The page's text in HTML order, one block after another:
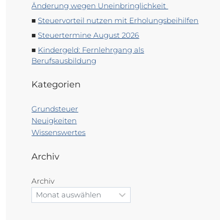
Änderung wegen Uneinbringlichkeit
Steuervorteil nutzen mit Erholungsbeihilfen
Steuertermine August 2026
Kindergeld: Fernlehrgang als
Berufsausbildung
Kategorien
Grundsteuer
Neuigkeiten
Wissenswertes
Archiv
Archiv